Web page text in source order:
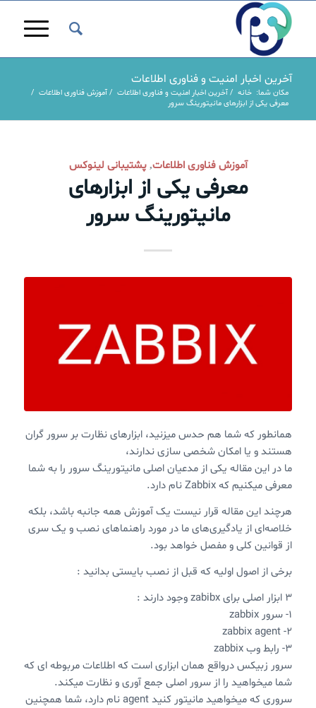
آخرین اخبار امنیت و فناوری اطلاعات
مکان شما: خانه / آخرین اخبار امنیت و فناوری اطلاعات / آموزش فناوری اطلاعات /
معرفی یکی از ابزارهای مانیتورینگ سرور
آموزش فناوری اطلاعات,پشتیبانی لینوکس
معرفی یکی از ابزارهای
مانیتورینگ سرور
همانطور که شما هم حدس میزنید، ابزارهای نظارت بر سرور گران
هستند و یا امکان شخصی سازی ندارند،
ما در این مقاله یکی از مدعیان اصلی مانیتورینگ سرور را به شما
معرفی میکنیم که Zabbix نام دارد.
هرچند این مقاله قرار نیست یک آموزش همه جانبه باشد، بلکه
خلاصه‌ای از یاد‌گیری‌های ما در مورد راهنماهای نصب و یک سری
از قوانین کلی و مفصل خواهد بود.
برخی از اصول اولیه که قبل از نصب بایستی بدانید :
۳ ابزار اصلی برای zabibx وجود دارند :
۱- سرور zabbix
۲- zabbix agent
۳- رابط وب zabbix
سرور زبیکس در‌واقع همان ابزاری است که اطلاعات مربوطه ای که
شما میخواهید را از سرور اصلی جمع آوری و نظارت میکند.
سروری که میخواهید مانیتور کنید agent نام دارد، شما همچنین